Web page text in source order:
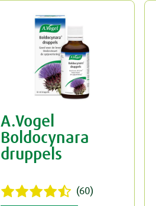
A.Vogel
Boldocynara
druppels
(60)